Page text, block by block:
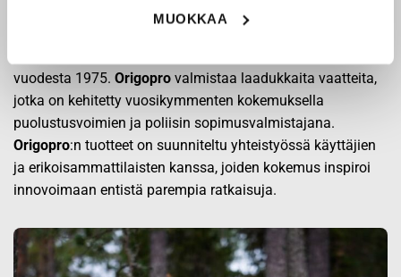
MUOKKAA
vuodesta 1975. Origopro valmistaa laadukkaita vaatteita,
jotka on kehitetty vuosikymmenten kokemuksella
puolustusvoimien ja poliisin sopimusvalmistajana.
Origopro:n tuotteet on suunniteltu yhteistyössä käyttäjien
ja erikoisammattilaisten kanssa, joiden kokemus inspiroi
innovoimaan entistä parempia ratkaisuja.